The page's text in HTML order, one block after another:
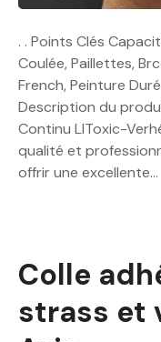
. . Points Clés
Coulée, Paillettes,
French, Peinture
Description du
Continu LIToxic-
qualité et
offrir une excellente…
Colle
strass et